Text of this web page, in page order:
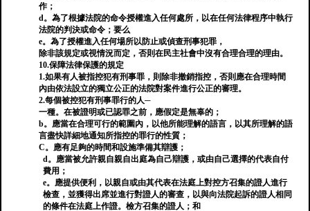
作；
d。為了根據法院的命令授權進入任何處所，以在任何法律程序中執行
法院的判決或命令；要么
e。為了授權進入任何場所以防止或偵查刑事犯罪，
除非該規定或視情況而定，否則在民主社會中沒有合理合理的理由。
10.保障法律保護的規定
1.如果有人被指控犯有刑事罪，則除非撤銷指控，否則應在合理時間
內由依法設立的獨立公正的法院對案件進行公正的審理。
2.每個被控犯有刑事罪行的人─
一種。在被證明或已認罪之前，應假定是無辜的；
b。應當在合理可行的範圍內，以他所能理解的語言，以其所理解的語
言盡快詳細地通知所指控的罪行的性質；
C。應有足夠的時間和設施準備其辯護；
d。應當被允許親自親自出庭為自己辯護，或由自己選擇的代表自付
費用；
e。應提供便利，以親自或由其代表在法庭上對控方召集的證人進行
檢查，並獲得出席並進行對證人的審查，以與向法院起訴的證人相同
的條件在法庭上作證。檢方召集的證人；和